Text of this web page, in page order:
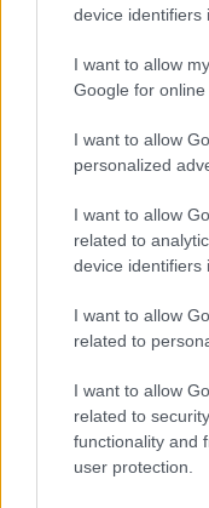
device identifiers
I want to allow
Google for
I want to allow
personalized
I want to allow
related to
device identifiers
I want to allow
related to
I want to allow
related to
functionality and
user protection.
ΕΞΕΛΙΞΗ: H
εκτοξευτές
Boeing 777-9
την